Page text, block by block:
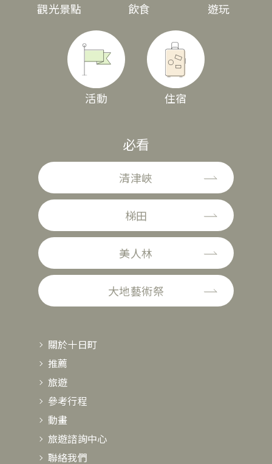
觀光景點 飲食 遊玩
活動 住宿
必看
清津峽
梯田
美人林
大地藝術祭
關於十日町
推薦
旅遊
參考行程
動畫
旅遊諮詢中心
聯絡我們